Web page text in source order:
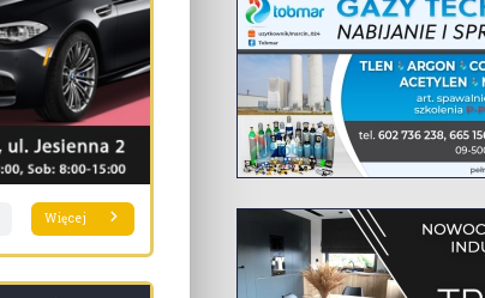
Więcej